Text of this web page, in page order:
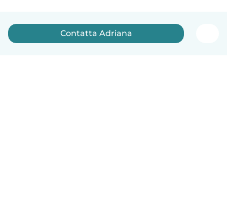
Contatta Adriana